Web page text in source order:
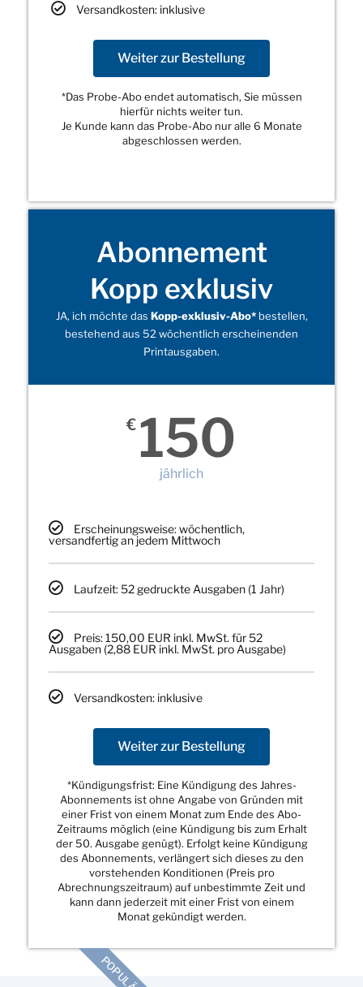
Versandkosten: inklusive
Weiter zur Bestellung
*Das Probe-Abo endet automatisch, Sie müssen
hierfür nichts weiter tun.
Je Kunde kann das Probe-Abo nur alle 6 Monate
abgeschlossen werden.
Abonnement
Kopp exklusiv
JA, ich möchte das Kopp-exklusiv-Abo*bestellen,
bestehend aus 52 wöchentlich erscheinenden
Printausgaben.
€ 150
jährlich
Erscheinungsweise: wöchentlich,
versandfertig an jedem Mittwoch
Laufzeit: 52 gedruckte Ausgaben (1 Jahr)
Preis: 150,00 EUR inkl. MwSt. für 52
Ausgaben (2,88 EUR inkl. MwSt. pro Ausgabe)
Versandkosten: inklusive
Weiter zur Bestellung
*Kündigungsfrist: Eine Kündigung des Jahres-
Abonnements ist ohne Angabe von Gründen mit
einer Frist von einem Monat zum Ende des Abo-
Zeitraums möglich (eine Kündigung bis zum Erhalt
der 50. Ausgabe genügt). Erfolgt keine Kündigung
des Abonnements, verlängert sich dieses zu den
vorstehenden Konditionen (Preis pro
Abrechnungszeitraum) auf unbestimmte Zeit und
kann dann jederzeit mit einer Frist von einem
Monat gekündigt werden.
POPULÄR